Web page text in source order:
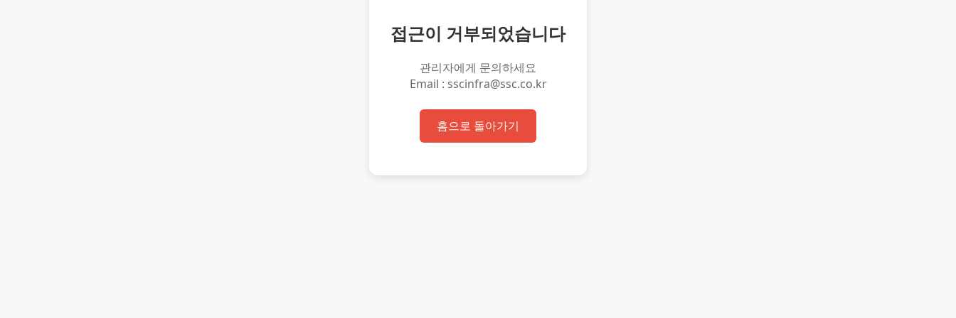
접근이 거부되었습니다
관리자에게 문의하세요
Email : sscinfra@ssc.co.kr
홈으로 돌아가기